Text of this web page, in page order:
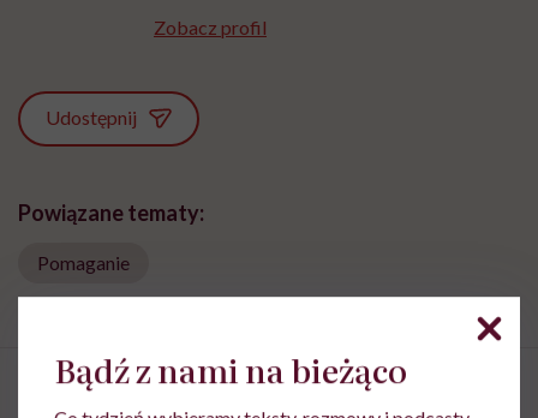
Zobacz profil
Udostępnij
Powiązane tematy:
Pomaganie
Bądź z nami na bieżąco